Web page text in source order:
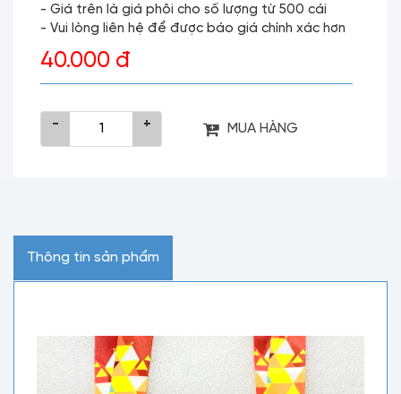
- Giá trên là giá phôi cho số lượng từ 500 cái
- Vui lòng liên hệ để được báo giá chính xác hơn
40.000 đ
- + MUA HÀNG
Thông tin sản phẩm